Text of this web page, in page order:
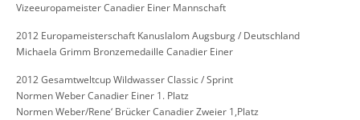
Vizeeuropameister Canadier Einer Mannschaft
2012 Europameisterschaft Kanuslalom Augsburg / Deutschland
Michaela Grimm Bronzemedaille Canadier Einer
2012 Gesamtweltcup Wildwasser Classic / Sprint
Normen Weber Canadier Einer 1. Platz
Normen Weber/Rene‘ Brücker Canadier Zweier 1,Platz